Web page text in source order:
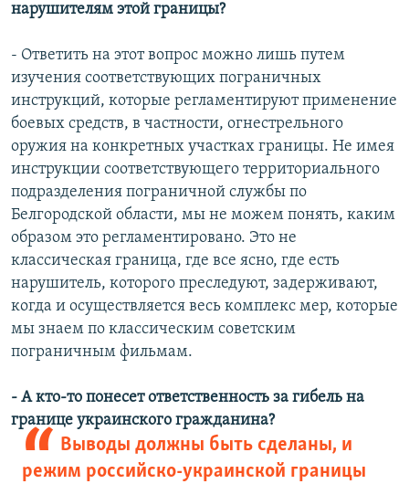
нарушителям этой границы?
- Ответить на этот вопрос можно лишь путем
изучения соответствующих пограничных
инструкций, которые регламентируют применение
боевых средств, в частности, огнестрельного
оружия на конкретных участках границы. Не имея
инструкции соответствующего территориального
подразделения пограничной службы по
Белгородской области, мы не можем понять, каким
образом это регламентировано. Это не
классическая граница, где все ясно, где есть
нарушитель, которого преследуют, задерживают,
когда и осуществляется весь комплекс мер, которые
мы знаем по классическим советским
пограничным фильмам.
- А кто-то понесет ответственность за гибель на
границе украинского гражданина?
Выводы должны быть сделаны, и
режим российско-украинской границы